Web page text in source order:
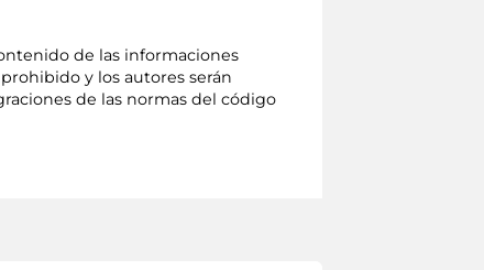
de las informaciones
y los autores serán
de las normas del código